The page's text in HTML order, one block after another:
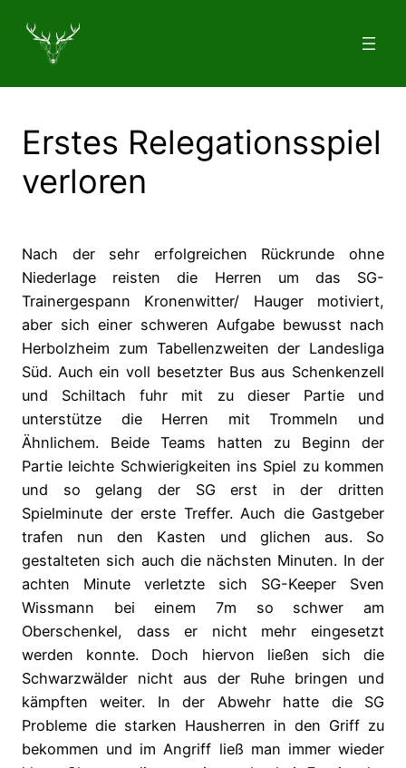
Inhalt
springen
Erstes Relegationsspiel
verloren
Nach der sehr erfolgreichen Rückrunde ohne
Niederlage reisten die Herren um das SG-
Trainergespann Kronenwitter/ Hauger motiviert,
aber sich einer schweren Aufgabe bewusst nach
Herbolzheim zum Tabellenzweiten der Landesliga
Süd. Auch ein voll besetzter Bus aus Schenkenzell
und Schiltach fuhr mit zu dieser Partie und
unterstütze die Herren mit Trommeln und
Ähnlichem. Beide Teams hatten zu Beginn der
Partie leichte Schwierigkeiten ins Spiel zu kommen
und so gelang der SG erst in der dritten
Spielminute der erste Treffer. Auch die Gastgeber
trafen nun den Kasten und glichen aus. So
gestalteten sich auch die nächsten Minuten. In der
achten Minute verletzte sich SG-Keeper Sven
Wissmann bei einem 7m so schwer am
Oberschenkel, dass er nicht mehr eingesetzt
werden konnte. Doch hiervon ließen sich die
Schwarzwälder nicht aus der Ruhe bringen und
kämpften weiter. In der Abwehr hatte die SG
Probleme die starken Hausherren in den Griff zu
bekommen und im Angriff ließ man immer wieder